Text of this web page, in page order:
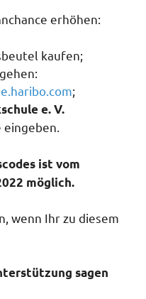
erhöhen:
kaufen;
;
e. V.
ist vom
möglich.
wenn Ihr zu diesem
sagen